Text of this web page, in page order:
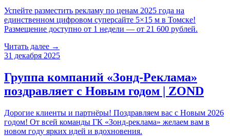
Успейте разместить рекламу по ценам 2025 года на
единственном цифровом суперсайте 5×15 м в Томске!
Размещение доступно от 1 недели — от 21 600 рублей.
Читать далее →
31 декабря 2025
Группа компаний «Зонд-Реклама»
поздравляет с Новым годом | ZOND
Дорогие клиенты и партнёры! Поздравляем вас с Новым 2026
годом! От всей команды ГК «Зонд-реклама» желаем вам в
новом году ярких идей и вдохновения.